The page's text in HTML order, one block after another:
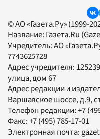
© АО «Газета.Ру» (1999-
Название: Газета.Ru
Учредитель:АО
7743625728
Адрес учредителя:
улица, дом 67
Адрес редакции и
Варшавское шоссе, д.9,
Телефон редакции:+7
Факс:+7 (495) 785-17-01
Электронная почта: